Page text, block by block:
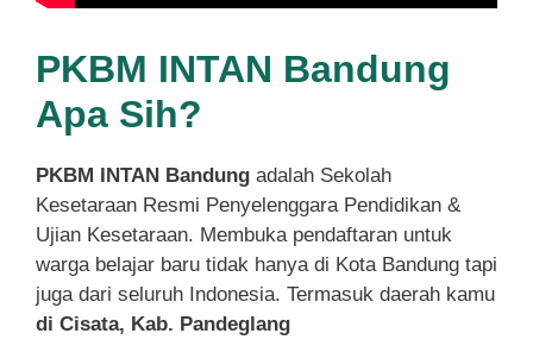
PKBM INTAN Bandung
Apa Sih?
PKBM INTAN Bandung adalah Sekolah
Kesetaraan Resmi Penyelenggara Pendidikan &
Ujian Kesetaraan. Membuka pendaftaran untuk
warga belajar baru tidak hanya di Kota Bandung tapi
juga dari seluruh Indonesia. Termasuk daerah kamu
di Cisata, Kab. Pandeglang